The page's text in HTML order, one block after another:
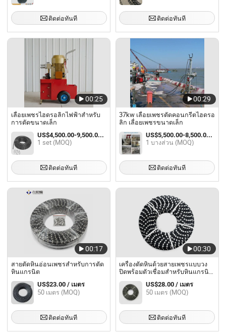
ติดต่อทันที ติดต่อทันที
00:25
เลื่อยเพชรไฮดรอลิกไฟฟ้าสำหรับ
การตัดขนาดเล็ก
US$4,500.00-9,500.00 / set
1 set (MOQ)
ติดต่อทันที
00:29
37kw เลื่อยเพชรตัดคอนกรีตไฮดรอ
ลิก เลื่อยเพชรขนาดเล็ก
US$5,500.00-8,500.00 / บางส่วน
1 บางส่วน (MOQ)
ติดต่อทันที
00:17
สายตัดหินอ่อนเพชรสำหรับการตัด
หินแกรนิต
US$23.00 / เมตร
50 เมตร (MOQ)
ติดต่อทันที
00:30
เครื่องตัดหินด้วยสายเพชรแบบวง
ปิดพร้อมตัวเชื่อมสำหรับหินแกรนิต
หินอ่อน หยก คอนกรีต และหิน
US$28.00 / เมตร
50 เมตร (MOQ)
ติดต่อทันที